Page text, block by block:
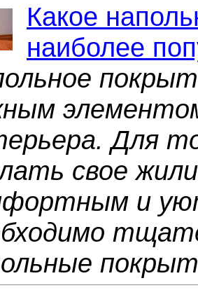
Какое
наиболее
Для
свое
и